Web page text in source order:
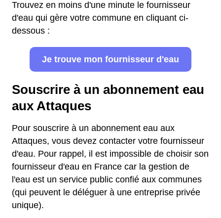
Trouvez en moins d'une minute le fournisseur
d'eau qui gère votre commune en cliquant ci-
dessous :
Je trouve mon fournisseur d'eau
Souscrire à un abonnement eau
aux Attaques
Pour souscrire à un abonnement eau aux
Attaques, vous devez contacter votre fournisseur
d'eau. Pour rappel, il est impossible de choisir son
fournisseur d'eau en France car la gestion de
l'eau est un service public confié aux communes
(qui peuvent le déléguer à une entreprise privée
unique).